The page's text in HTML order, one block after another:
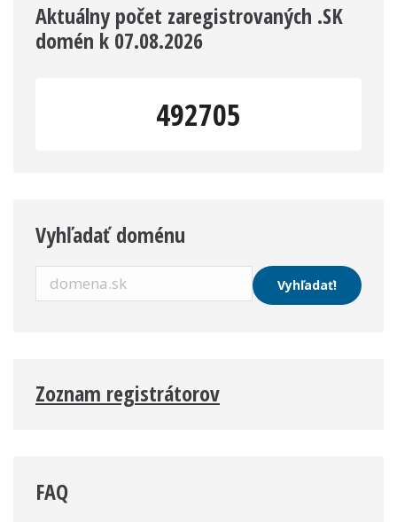
Aktuálny počet zaregistrovaných .SK
domén k 07.08.2026
492705
Vyhľadať doménu
Zoznam registrátorov
FAQ